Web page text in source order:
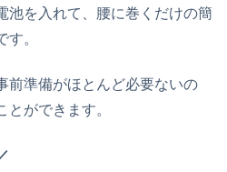
池を入れて、腰に巻くだけの簡
。
前準備がほとんど必要ないの
ができます。